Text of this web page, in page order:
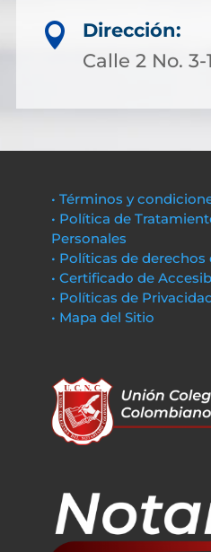

Dirección:
Calle 2 No.
• Términos y
• Política de
Personales
• Políticas de
• Certificado de
• Políticas de
• Mapa del Sitio